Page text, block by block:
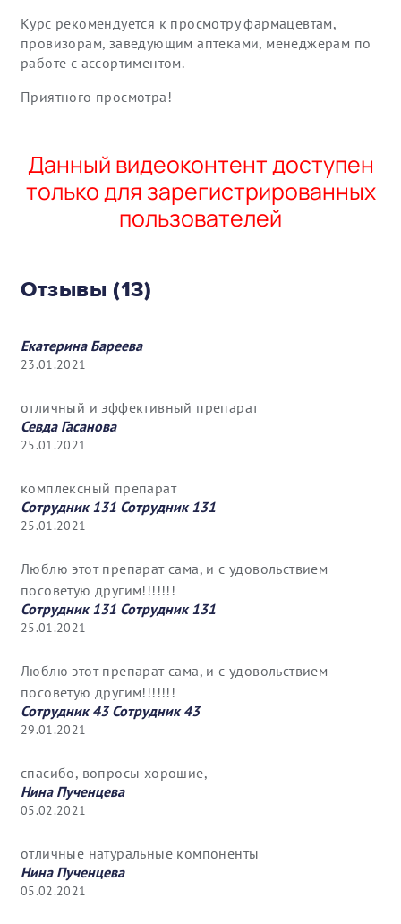
Курс рекомендуется к просмотру фармацевтам,
провизорам, заведующим аптеками, менеджерам по
работе с ассортиментом.
Приятного просмотра!
Данный видеоконтент доступен
только для зарегистрированных
пользователей
Отзывы (13)
Екатерина Бареева
23.01.2021
отличный и эффективный препарат
Севда Гасанова
25.01.2021
комплексный препарат
Сотрудник 131 Сотрудник 131
25.01.2021
Люблю этот препарат сама, и с удовольствием
посоветую другим!!!!!!!
Сотрудник 131 Сотрудник 131
25.01.2021
Люблю этот препарат сама, и с удовольствием
посоветую другим!!!!!!!
Сотрудник 43 Сотрудник 43
29.01.2021
спасибо, вопросы хорошие,
Нина Пученцева
05.02.2021
отличные натуральные компоненты
Нина Пученцева
05.02.2021